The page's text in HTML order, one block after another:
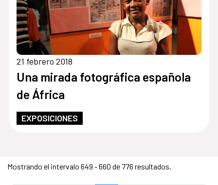
21 febrero 2018
Una mirada fotográfica española
de África
EXPOSICIONES
Mostrando el intervalo 649 - 660 de 776 resultados.